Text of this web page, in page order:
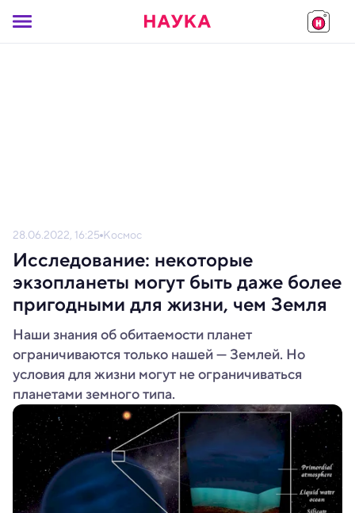
28.06.2022, 16:25 Космос
Исследование: некоторые
экзопланеты могут быть даже более
пригодными для жизни, чем Земля
Наши знания об обитаемости планет
ограничиваются только нашей — Землей. Но
условия для жизни могут не ограничиваться
планетами земного типа.